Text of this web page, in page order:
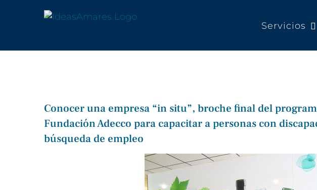
Servicios
Conocer una empresa “in situ”, broche final del
Fundación Adecco para capacitar a personas con
búsqueda de empleo